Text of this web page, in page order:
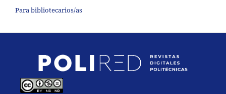
Para bibliotecarios/as